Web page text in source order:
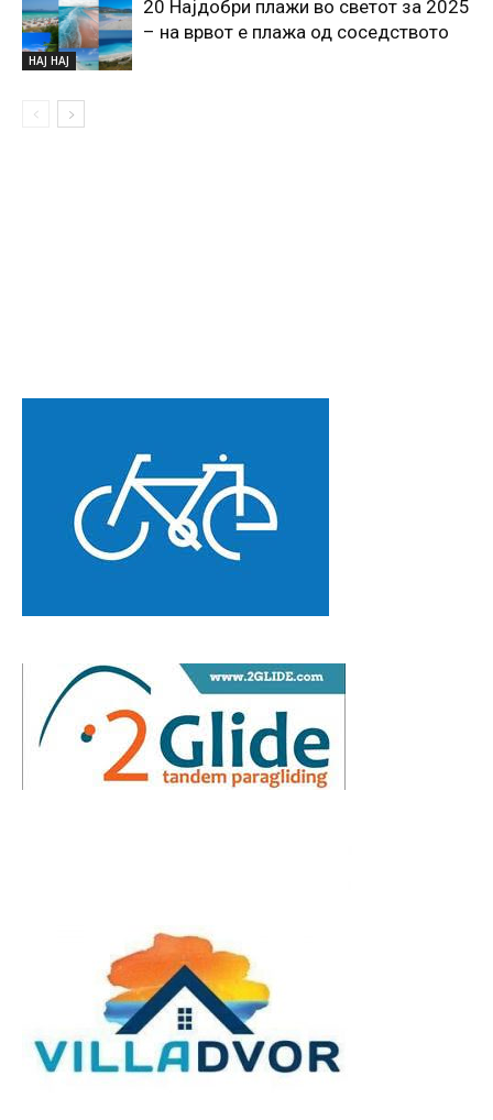
НАЈ НАЈ
20 Најдобри плажи во светот за 2025
– на врвот е плажа од соседството